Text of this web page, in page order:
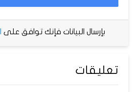
بإرسال البيانات فإنك توافق على
تعليقات